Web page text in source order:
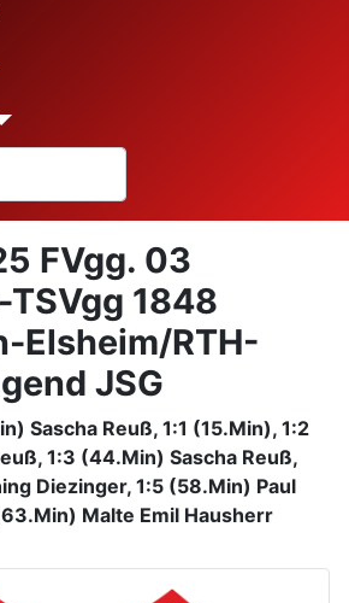
FVgg. 03
1848
Elsheim/RTH-
JSG
Sascha Reuß, 1:1 (15.Min), 1:2
1:3 (44.Min) Sascha Reuß,
Diezinger, 1:5 (58.Min) Paul
Malte Emil Hausherr